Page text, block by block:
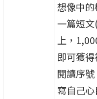
想像中
一篇短
上，
即可獲
閱讀序
寫自己